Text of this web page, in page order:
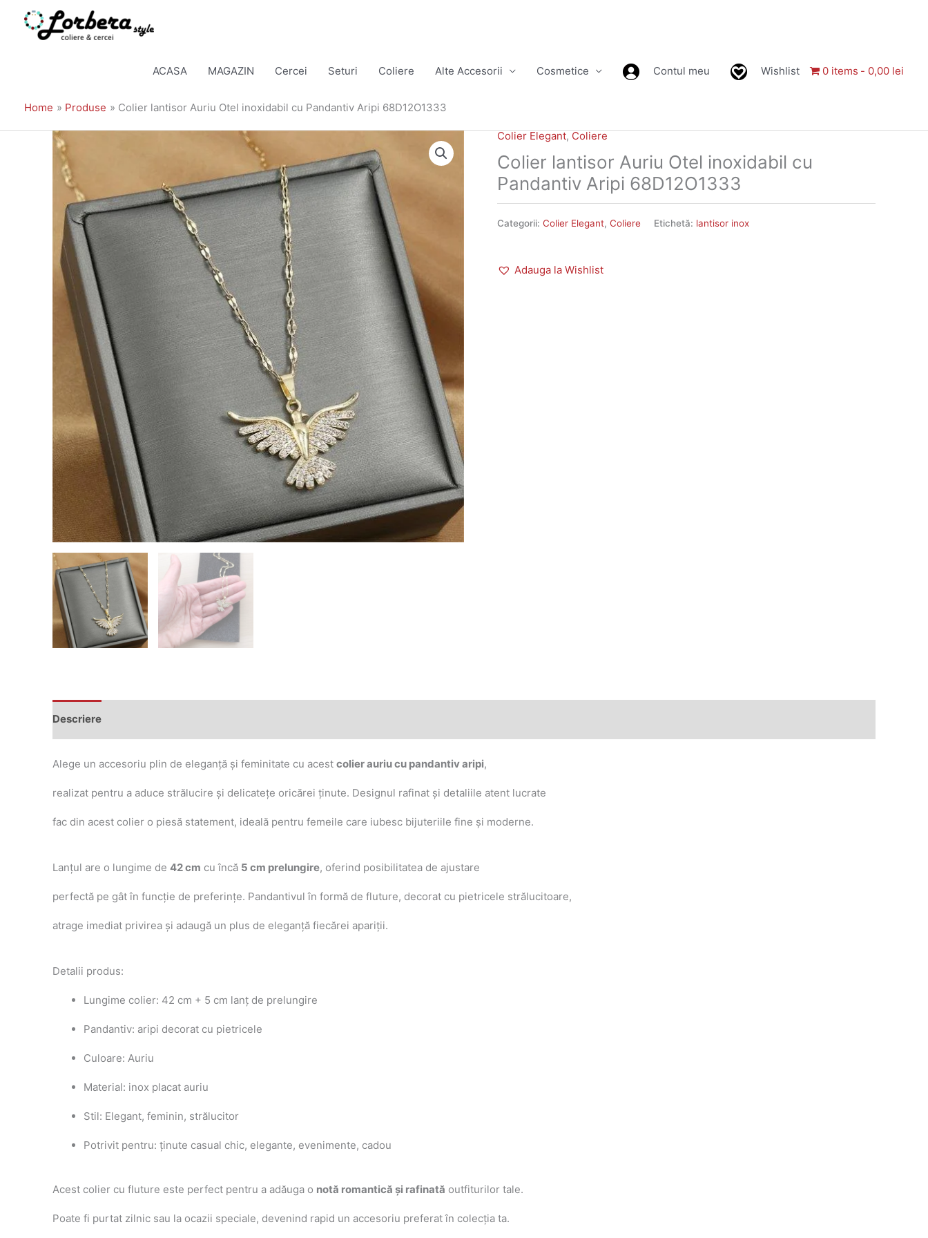
ACASA MAGAZIN Cercei Seturi Coliere Alte Accesorii Cosmetice Contul meu Wishlist 0 items 0,00 lei
Home Produse Colier lantisor Auriu Otel inoxidabil cu Pandantiv Aripi 68D12O1333
Colier Elegant, Coliere
Colier lantisor Auriu Otel inoxidabil cu
Pandantiv Aripi 68D12O1333
Categorii: Colier Elegant, Coliere Etichetă: lantisor inox
Adauga la Wishlist
Descriere
Alege un accesoriu plin de eleganță și feminitate cu acest colier auriu cu pandantiv aripi,
realizat pentru a aduce strălucire și delicatețe oricărei ținute. Designul rafinat și detaliile atent lucrate
fac din acest colier o piesă statement, ideală pentru femeile care iubesc bijuteriile fine și moderne.
Lanțul are o lungime de 42 cm cu încă 5 cm prelungire, oferind posibilitatea de ajustare
perfectă pe gât în funcție de preferințe. Pandantivul în formă de fluture, decorat cu pietricele strălucitoare,
atrage imediat privirea și adaugă un plus de eleganță fiecărei apariții.
Detalii produs:
Lungime colier: 42 cm + 5 cm lanț de prelungire
Pandantiv: aripi decorat cu pietricele
Culoare: Auriu
Material: inox placat auriu
Stil: Elegant, feminin, strălucitor
Potrivit pentru: ținute casual chic, elegante, evenimente, cadou
Acest colier cu fluture este perfect pentru a adăuga o notă romantică și rafinată outfiturilor tale.
Poate fi purtat zilnic sau la ocazii speciale, devenind rapid un accesoriu preferat în colecția ta.